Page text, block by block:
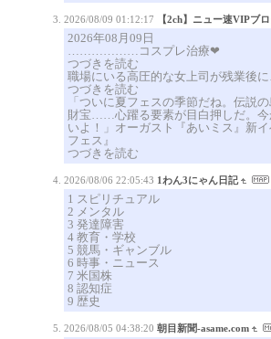
2026/08/09 01:12:17 【2ch】ニュー速VIPブ
2026年08月09日
………………コスプレ治療❤
つづきを読む
職場にいる高圧的な女上司が残業後
つづきを読む
「ついに夏フェスの季節だね。伝説
財宝……心躍る要素が目白押しだ。今
いよ！」オーガスト『あいミス』新
フェス』
つづきを読む
2026/08/06 22:05:43 1わん3にゃん日記
1 スピリチュアル
2 メンタル
3 発達障害
4 教育・学校
5 競馬・ギャンブル
6 時事・ニュース
7 米国株
8 認知症
9 歴史
2026/08/05 04:38:20 朝目新聞-asame.com